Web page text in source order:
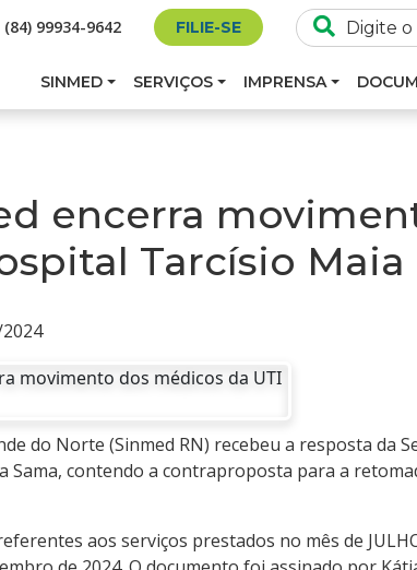
(84) 99934-9642 FILIE-SE
SINMED SERVIÇOS IMPRENSA
encerra
Tarcísio Maia
do Norte (Sinmed RN) recebeu a resposta da
Sama, contendo a contraproposta para a
aos serviços prestados no mês de